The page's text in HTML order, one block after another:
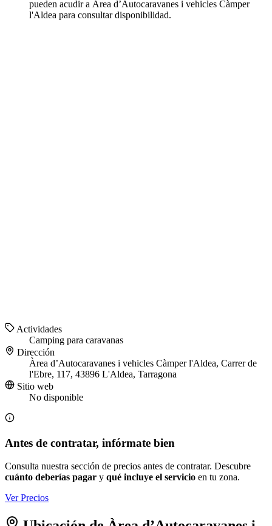
pueden acudir a Àrea d’Autocaravanes i vehicles Càmper
l'Aldea para consultar disponibilidad.
Actividades
Camping para caravanas
Dirección
Àrea d’Autocaravanes i vehicles Càmper l'Aldea, Carrer de
l'Ebre, 117, 43896 L'Aldea, Tarragona
Sitio web
No disponible
Antes de contratar, infórmate bien
Consulta nuestra sección de precios antes de contratar. Descubre
cuánto deberías pagar y qué incluye el servicio en tu zona.
Ver Precios